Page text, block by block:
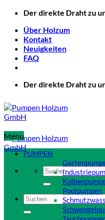
Zum
springen
Der direkte Draht zu
Über Holzum
Kontakt
Neuigkeiten
FAQ
Der direkte Draht zu
Suchen
nach:
Suchen
nach:
Menu
PUMPEN
Poolpumpen